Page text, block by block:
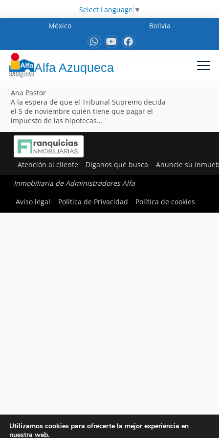
Select Language ▼
México
Bolivia
Alfa Azuqueca
Ana Pastor
A la espera de que el Tribunal Supremo decida
el 5 de noviembre quién tiene que pagar el
impuesto de las hipotecas…
Atención al cliente Díganos qué busca Anuncie su
Inmobiliaria de Administradores Alfa
Aviso legal
Política de Privacidad Política de cookies
Utilizamos cookies para ofrecerte la mejor experiencia en
nuestra web.